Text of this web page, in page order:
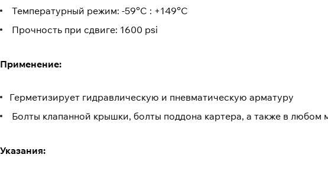
Температурный режим: -59°C : +149°C
Прочность при сдвиге: 1600 psi
Применение:
Герметизирует гидравлическую и пневматическую арматуру
Болты клапанной крышки, болты поддона картера, а также в
Указания: